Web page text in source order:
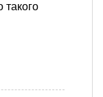
такого